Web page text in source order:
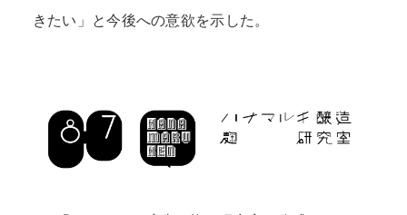
きたい」と今後への意欲を示した。